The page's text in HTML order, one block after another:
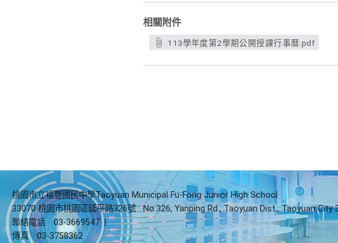
相關附件
113學年度第2學期公開授課行事曆.pdf
桃園市立福豐國民中學Taoyuan Municipal Fu-Fong Junior High School
33070 桃園市桃園區延平路326號
No.326, Yanping Rd., Taoyuan Dist., Taoyuan City
聯絡電話
03-3669547 |
傳真
03-3758362